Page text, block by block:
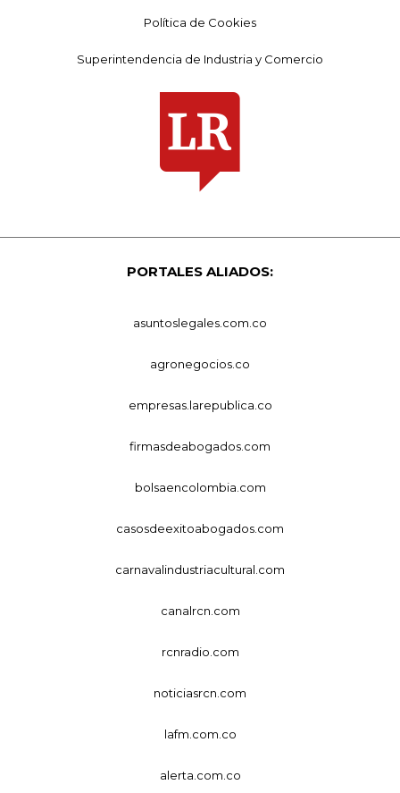
Política de Cookies
Superintendencia de Industria y Comercio
PORTALES ALIADOS:
asuntoslegales.com.co
agronegocios.co
empresas.larepublica.co
firmasdeabogados.com
bolsaencolombia.com
casosdeexitoabogados.com
carnavalindustriacultural.com
canalrcn.com
rcnradio.com
noticiasrcn.com
lafm.com.co
alerta.com.co